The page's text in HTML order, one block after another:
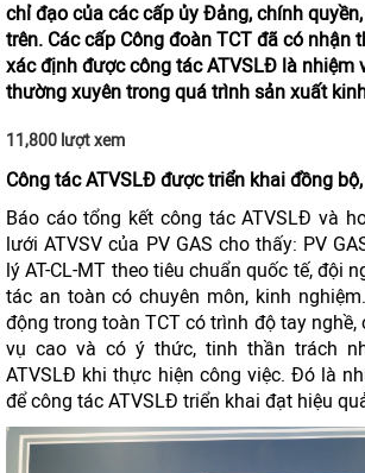
chỉ đạo của các cấp ủy Đảng, chính
trên. Các cấp Công đoàn TCT đã có nhận
xác định được công tác ATVSLĐ là nhiệm
thường xuyên trong quá trình sản xuất
11,800 lượt xem
Công tác ATVSLĐ được triển khai đồng
Báo cáo tổng kết công tác ATVSLĐ và
lưới ATVSV của PV GAS cho thấy: PV
lý AT-CL-MT theo tiêu chuẩn quốc tế, đội
tác an toàn có chuyên môn, kinh
động trong toàn TCT có trình độ tay nghề,
vụ cao và có ý thức, tinh thần trách
ATVSLĐ khi thực hiện công việc. Đó là
để công tác ATVSLĐ triển khai đạt hiệu